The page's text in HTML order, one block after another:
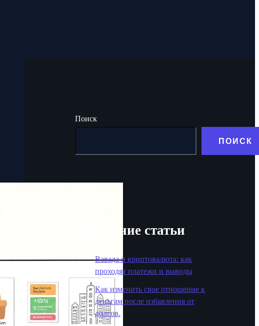
Поиск
ПОИСК
Последние статьи
Вавада и криптовалюта: как
проходят платежи и выводы
Как изменить свое отношение к
деньгам после избавления от
долгов.